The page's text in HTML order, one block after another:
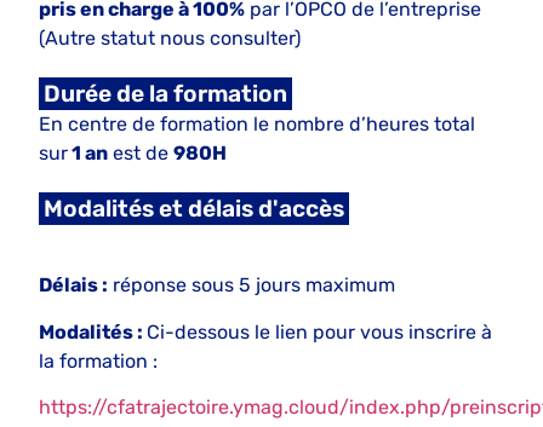
pris en charge à 100% par l’OPCO de l’entreprise
(Autre statut nous consulter)
Durée de la formation
En centre de formation le nombre d’heures total
sur1 an est de 980H
Modalités et délais d'accès
Délais : réponse sous 5 jours maximum
Modalités : Ci-dessous le lien pour vous inscrire à
la formation :
https://cfatrajectoire.ymag.cloud/index.php/